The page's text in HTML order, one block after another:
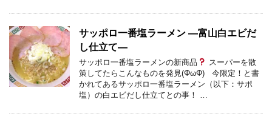
サッポロ一番塩ラーメン ―富山白エビだ
し仕立て―
サッポロ一番塩ラーメンの新商品
スーパーを散
策してたらこんなものを発見(ΦωΦ) 今限定！と書
かれてあるサッポロ一番塩ラーメン（以下：サポ
塩）の白エビだし仕立てとの事！ …